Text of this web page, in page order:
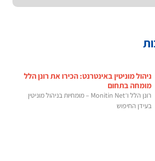
ניהול מוניטין באינטרנט: הכירו את רונן הלל
מומחה בתחום
רונן הלל ו־Monitin Net – מומחיות בניהול מוניטין
בעידן החיפוש